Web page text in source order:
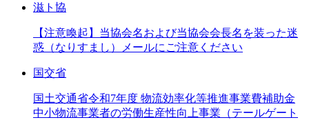
滋ト協
【注意喚起】当協会名および当協会会長名を装った迷
惑（なりすまし）メールにご注意ください
国交省
国土交通省令和7年度 物流効率化等推進事業費補助金
中小物流事業者の労働生産性向上事業（テールゲート